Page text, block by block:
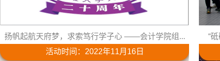
扬帆起航天府梦，求索笃行学子心 ——会计学院组... “
活动时间：2022年11月16日